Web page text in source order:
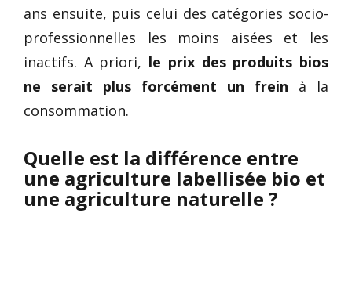
ans ensuite, puis celui des catégories socio-
professionnelles les moins aisées et les
inactifs. A priori, le prix des produits bios
ne serait plus forcément un frein à la
consommation.
Quelle est la différence entre
une agriculture labellisée bio et
une agriculture naturelle ?